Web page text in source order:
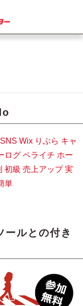
SNS Wix りぶら キャ
ログ ペライチ ホー
初級 売上アップ 実
単
ールとの付き